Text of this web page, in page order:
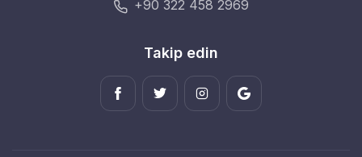
+90 322 458 2969
Takip edin